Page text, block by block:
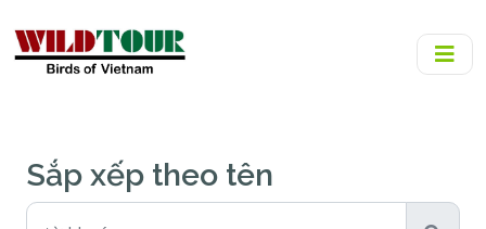
Sắp xếp theo tên